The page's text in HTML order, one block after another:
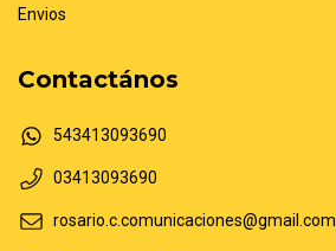
Envios
Contactános
543413093690
03413093690
rosario.c.comunicaciones@gmail.com